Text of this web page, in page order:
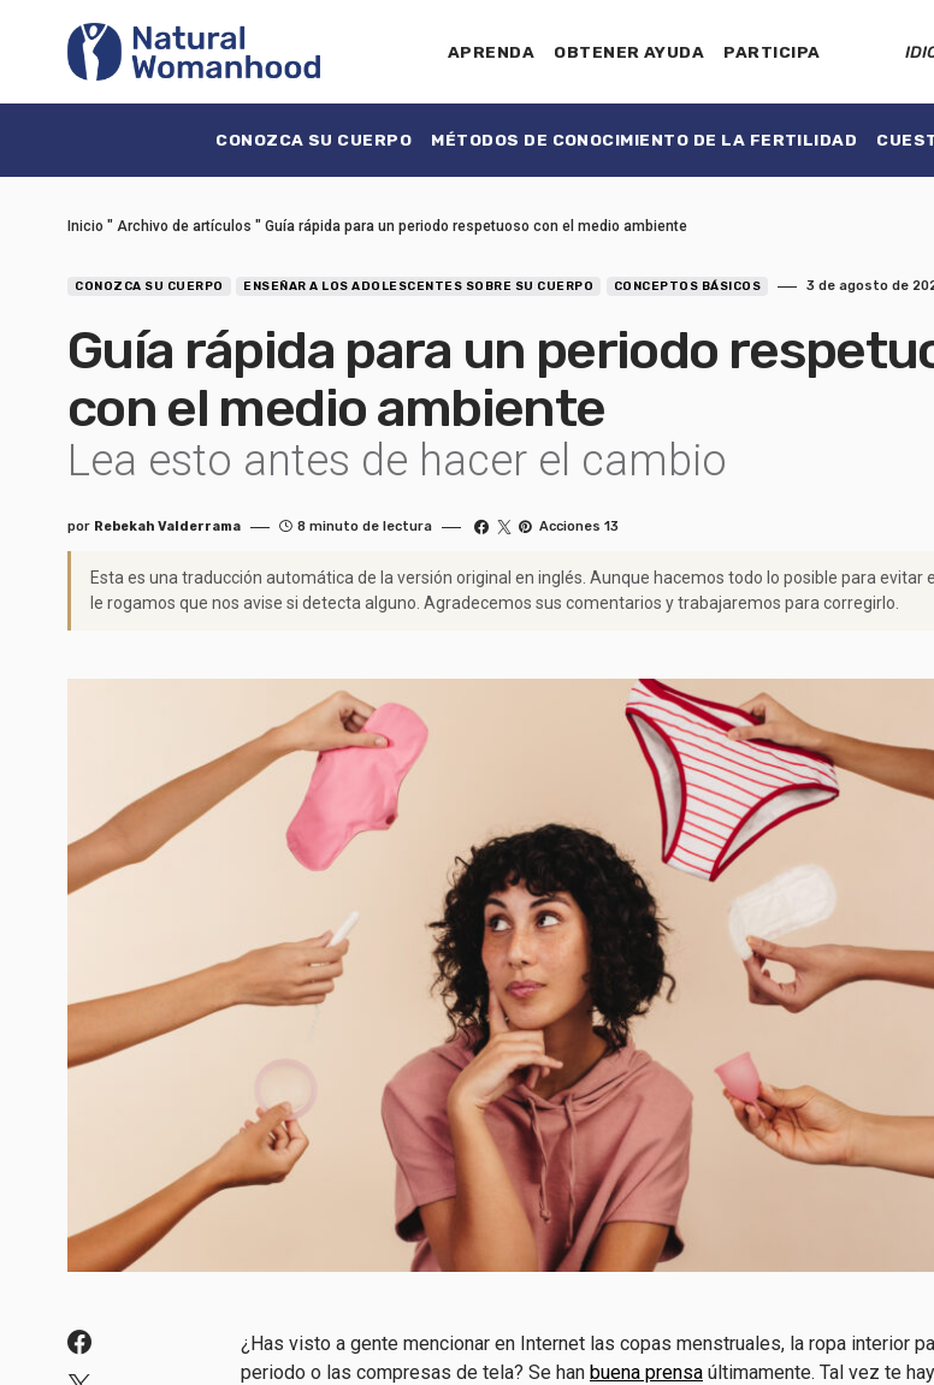
APRENDA OBTENER AYUDA PARTICIPA
CONOZCA SU CUERPO MÉTODOS DE CONOCIMIENTO DE LA FERTILIDAD
Inicio " Archivo de artículos " Guía rápida para un periodo respetuoso con el medio ambiente
CONOZCA SU CUERPO ENSEÑAR A LOS ADOLESCENTES SOBRE SU CUERPO CONCEPTOS BÁSICOS 3 de agosto de
Guía rápida para un periodo
con el medio ambiente
Lea esto antes de hacer el cambio
por Rebekah Valderrama 8 minuto de lectura Acciones 13
Esta es una traducción automática de la versión original en inglés. Aunque hacemos todo lo posible para evitar
le rogamos que nos avise si detecta alguno. Agradecemos sus comentarios y trabajaremos para corregirlo.
¿Has visto a gente mencionar en Internet las copas menstruales, la ropa interior
periodo o las compresas de tela? Se han buena prensa últimamente. Tal vez te